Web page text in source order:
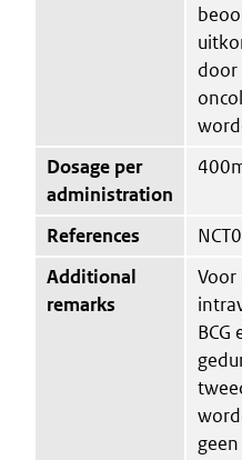
door
Dosage per
administration
References
Additional
remarks
Voor